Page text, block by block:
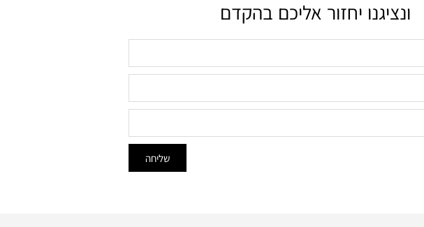
ונציגנו יחזור אליכם בהקדם
שליחה